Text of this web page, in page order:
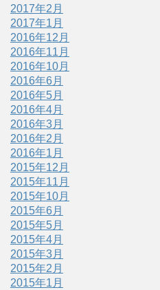
2017年2月
2017年1月
2016年12月
2016年11月
2016年10月
2016年6月
2016年5月
2016年4月
2016年3月
2016年2月
2016年1月
2015年12月
2015年11月
2015年10月
2015年6月
2015年5月
2015年4月
2015年3月
2015年2月
2015年1月